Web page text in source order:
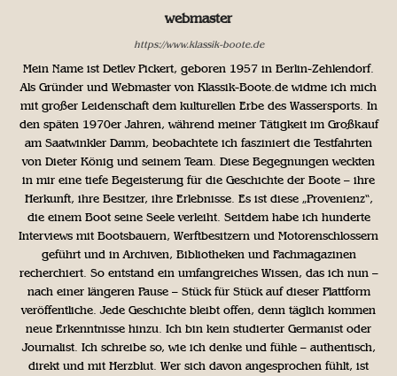
webmaster
https://www.klassik-boote.de
Mein Name ist Detlev Pickert, geboren 1957 in Berlin-Zehlendorf.
Als Gründer und Webmaster von Klassik-Boote.de widme ich mich
mit großer Leidenschaft dem kulturellen Erbe des Wassersports. In
den späten 1970er Jahren, während meiner Tätigkeit im Großkauf
am Saatwinkler Damm, beobachtete ich fasziniert die Testfahrten
von Dieter König und seinem Team. Diese Begegnungen weckten
in mir eine tiefe Begeisterung für die Geschichte der Boote – ihre
Herkunft, ihre Besitzer, ihre Erlebnisse. Es ist diese „Provenienz“,
die einem Boot seine Seele verleiht. Seitdem habe ich hunderte
Interviews mit Bootsbauern, Werftbesitzern und Motorenschlossern
geführt und in Archiven, Bibliotheken und Fachmagazinen
recherchiert. So entstand ein umfangreiches Wissen, das ich nun –
nach einer längeren Pause – Stück für Stück auf dieser Plattform
veröffentliche. Jede Geschichte bleibt offen, denn täglich kommen
neue Erkenntnisse hinzu. Ich bin kein studierter Germanist oder
Journalist. Ich schreibe so, wie ich denke und fühle – authentisch,
direkt und mit Herzblut. Wer sich davon angesprochen fühlt, ist